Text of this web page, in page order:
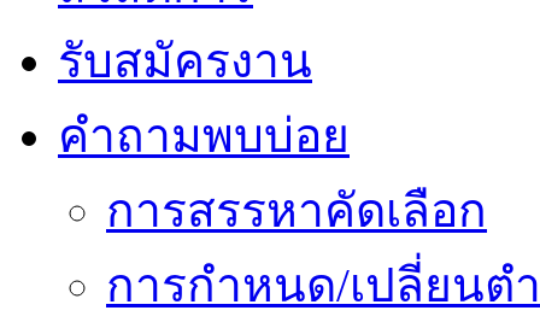
รับสมัครงาน
คำถามพบบ่อย
การสรรหาคัดเลือก
การกำหนด/เปลี่ยนต